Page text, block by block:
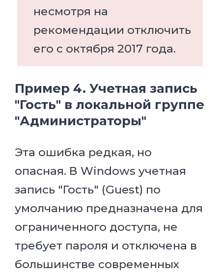
несмотря на
рекомендации отключить
его с октября 2017 года.
Пример 4. Учетная запись
"Гость" в локальной группе
"Администраторы"
Эта ошибка редкая, но
опасная. В Windows учетная
запись "Гость" (Guest) по
умолчанию предназначена для
ограниченного доступа, не
требует пароля и отключена в
большинстве современных